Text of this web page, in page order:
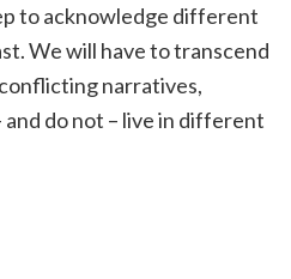
to acknowledge different
We will have to transcend
narratives,
do not – live in different